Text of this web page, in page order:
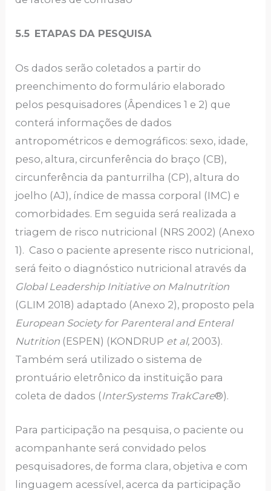
5.5 ETAPAS DA PESQUISA
Os dados serão coletados a partir do
preenchimento do formulário elaborado
pelos pesquisadores (Âpendices 1 e 2) que
conterá informações de dados
antropométricos e demográficos: sexo, idade,
peso, altura, circunferência do braço (CB),
circunferência da panturrilha (CP), altura do
joelho (AJ), índice de massa corporal (IMC) e
comorbidades. Em seguida será realizada a
triagem de risco nutricional (NRS 2002) (Anexo
1). Caso o paciente apresente risco nutricional,
será feito o diagnóstico nutricional através da
Global Leadership Initiative on Malnutrition
(GLIM 2018) adaptado (Anexo 2), proposto pela
European Society for Parenteral and Enteral
Nutrition (ESPEN) (KONDRUP et al, 2003).
Também será utilizado o sistema de
prontuário eletrônico da instituição para
coleta de dados (InterSystems TrakCare®).
Para participação na pesquisa, o paciente ou
acompanhante será convidado pelos
pesquisadores, de forma clara, objetiva e com
linguagem acessível, acerca da participação